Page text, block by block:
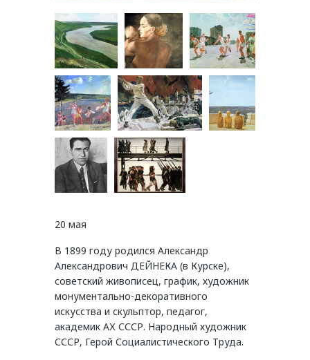
20 мая
В 1899 году родился Александр
Александрович ДЕЙНЕКА (в Курске),
советский живописец, график, художник
монументально-декоративного
искусства и скульптор, педагог,
академик АХ СССР. Народный художник
СССР, Герой Социалистического Труда.